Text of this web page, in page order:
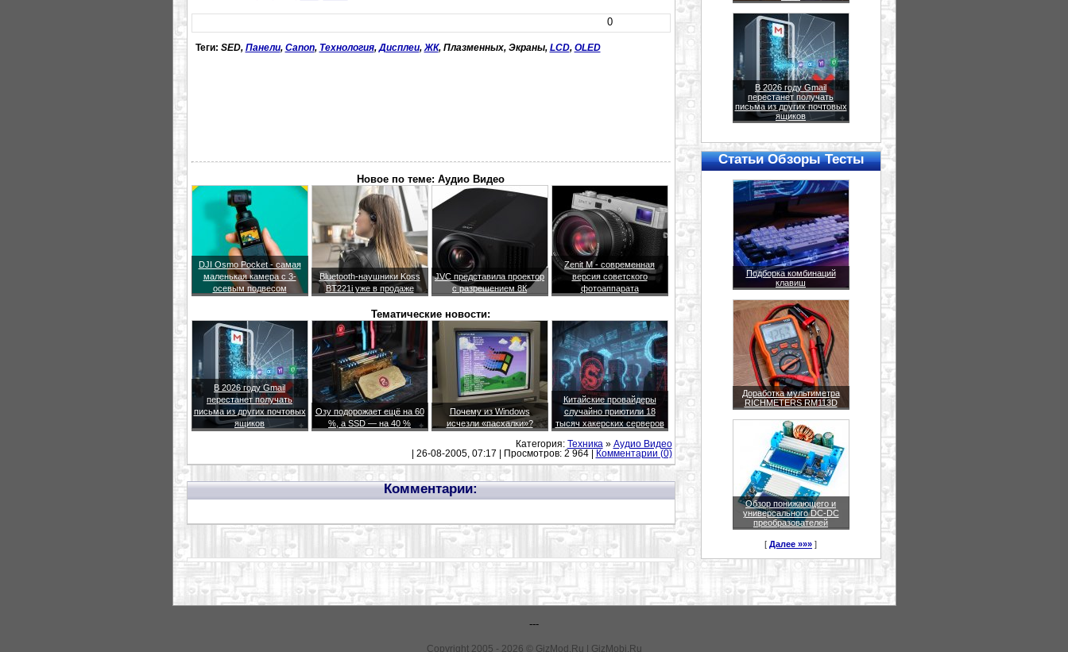
0
Теги: SED, Панели, Canon, Технология, Дисплеи, ЖК, Плазменных, Экраны, LCD, OLED
Новое по теме: Аудио Видео
DJI Osmo Pocket - самая
маленькая камера с 3-
осевым подвесом
Bluetooth-наушники Koss
BT221i уже в продаже
JVC представила проектор
с разрешением 8К
Zenit M - современная
версия советского
фотоаппарата
Тематические новости:
В 2026 году Gmail
перестанет получать
письма из других почтовых
ящиков
Озу подорожает ещё на 60
%, а SSD — на 40 %
Почему из Windows
исчезли «пасхалки»?
Китайские провайдеры
случайно приютили 18
тысяч хакерских серверов
Категория: Техника » Аудио Видео
| 26-08-2005, 07:17 | Просмотров: 2 964 |
Комментарии (0)
Комментарии:
В 2026 году Gmail
перестанет получать
письма из других почтовых
ящиков
Статьи Обзоры Тесты
Подборка комбинаций
клавиш
Доработка мультиметра
RICHMETERS RM113D
Обзор понижающего и
универсального DC-DC
преобразователей
[ Далее »»» ]
---
Copyright 2005 - 2026 © GizMod.Ru | GizMobi.Ru